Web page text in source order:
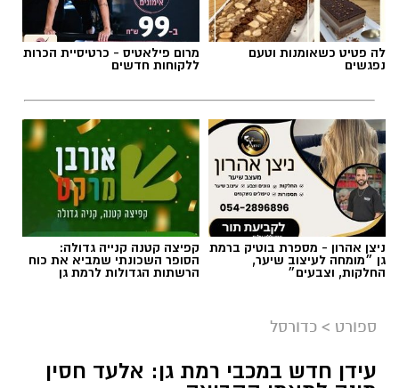
לה פטיט כשאומנות וטעם
נפגשים
מרום פילאטיס - כרטיסיית הכרות
ללקוחות חדשים
ניצן אהרון - מספרת בוטיק ברמת
גן ״מומחה לעיצוב שיער,
החלקות, וצבעים״
קפיצה קטנה קנייה גדולה:
הסופר השכונתי שמביא את כוח
הרשתות הגדולות לרמת גן
ספורט > כדורסל
עידן חדש במכבי רמת גן: אלעד חסין